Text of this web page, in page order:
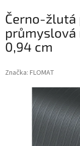
Černo-
průmyslová
0,94 cm
Značka: FLOMAT